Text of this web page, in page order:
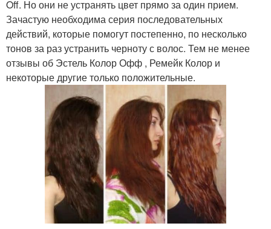
Off. Но они не устранять цвет прямо за один прием.
Зачастую необходима серия последовательных
действий, которые помогут постепенно, по несколько
тонов за раз устранить черноту с волос. Тем не менее
отзывы об Эстель Колор Офф , Ремейк Колор и
некоторые другие только положительные.